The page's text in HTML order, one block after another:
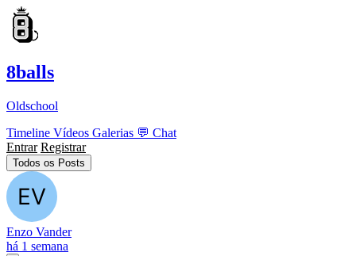
8balls
Oldschool
Timeline Vídeos Galerias 💬 Chat
Entrar Registrar
Todos os Posts
Enzo Vander
há 1 semana